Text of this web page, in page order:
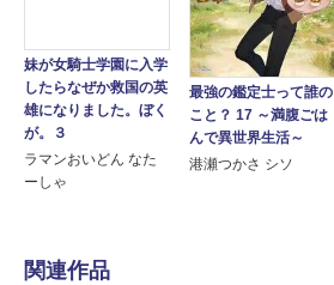
妹が女騎士学園に入学
したらなぜか救国の英
雄になりました。ぼく
が。３
ラマンおいどん なた
ーしゃ
最強の鑑定士って誰の
こと？ 17 ～満腹ごは
んで異世界生活～
港瀬つかさ シソ
関連作品